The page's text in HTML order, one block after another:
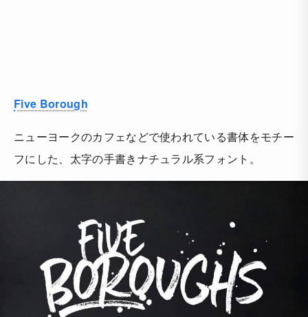
Five Borough
ニューヨークのカフェなどで使われている書体をモチー
フにした、太字の手書きナチュラル系フォント。